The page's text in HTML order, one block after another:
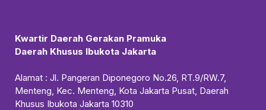
Kwartir Daerah Gerakan Pramuka
Daerah Khusus Ibukota Jakarta
Alamat : Jl. Pangeran Diponegoro No.26, RT.9/RW.7,
Menteng, Kec. Menteng, Kota Jakarta Pusat, Daerah
Khusus Ibukota Jakarta 10310